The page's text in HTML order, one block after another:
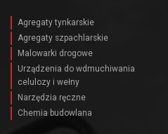
Agregaty tynkarskie
Agregaty szpachlarskie
Malowarki drogowe
Urządzenia do wdmuchiwania
celulozy i wełny
Narzędzia ręczne
Chemia budowlana